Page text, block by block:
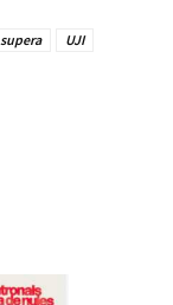
supera
UJI